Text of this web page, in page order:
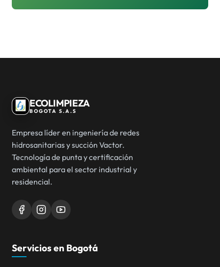
ECOLIMPIEZA
BOGOTA S.A.S
Empresa líder en ingeniería de redes
hidrosanitarias y succión Vactor.
Tecnología de punta y certificación
ambiental para el sector industrial y
residencial.
Servicios en Bogotá